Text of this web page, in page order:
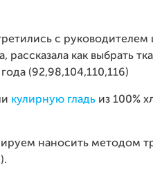
с
рассказала как выбрать
(92,98,104,110,116)
кулирную гладь из 100%
наносить методом
).